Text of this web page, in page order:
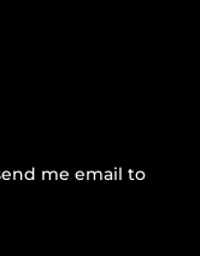
me email to